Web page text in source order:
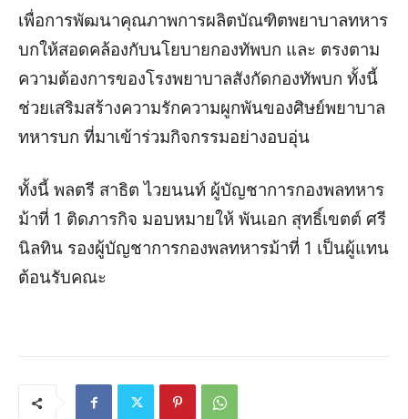
เพื่อการพัฒนาคุณภาพการผลิตบัณฑิตพยาบาลทหาร
บกให้สอดคล้องกับนโยบายกองทัพบก และ ตรงตาม
ความต้องการของโรงพยาบาลสังกัดกองทัพบก ทั้งนี้
ช่วยเสริมสร้างความรักความผูกพันของศิษย์พยาบาล
ทหารบก ที่มาเข้าร่วมกิจกรรมอย่างอบอุ่น
ทั้งนี้ พลตรี สาธิต ไวยนนท์ ผู้บัญชาการกองพลทหาร
ม้าที่ 1 ติดภารกิจ มอบหมายให้ พันเอก สุทธิ์เขตต์ ศรี
นิลทิน รองผู้บัญชาการกองพลทหารม้าที่ 1 เป็นผู้แทน
ต้อนรับคณะ